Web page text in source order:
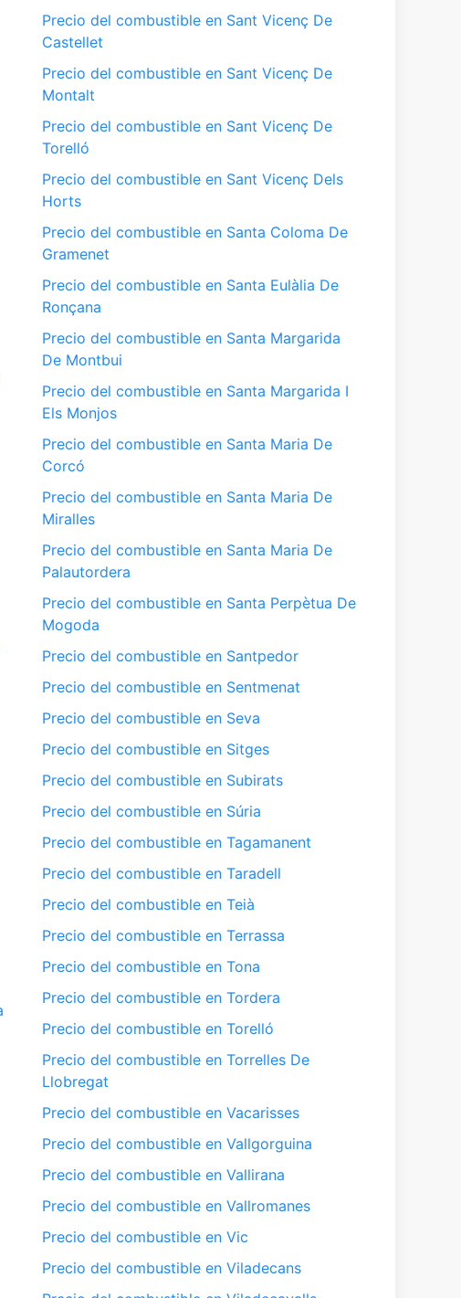
Precio del combustible en Sant Vicenç De
Castellet
Precio del combustible en Sant Vicenç De
Montalt
Precio del combustible en Sant Vicenç De
Torelló
Precio del combustible en Sant Vicenç Dels
Horts
Precio del combustible en Santa Coloma De
Gramenet
Precio del combustible en Santa Eulàlia De
Ronçana
Precio del combustible en Santa Margarida
De Montbui
Precio del combustible en Santa Margarida I
Els Monjos
Precio del combustible en Santa Maria De
Corcó
Precio del combustible en Santa Maria De
Miralles
Precio del combustible en Santa Maria De
Palautordera
Precio del combustible en Santa Perpètua De
Mogoda
Precio del combustible en Santpedor
Precio del combustible en Sentmenat
Precio del combustible en Seva
Precio del combustible en Sitges
Precio del combustible en Subirats
Precio del combustible en Súria
Precio del combustible en Tagamanent
Precio del combustible en Taradell
Precio del combustible en Teià
Precio del combustible en Terrassa
Precio del combustible en Tona
Precio del combustible en Tordera
Precio del combustible en Torelló
Precio del combustible en Torrelles De
Llobregat
Precio del combustible en Vacarisses
Precio del combustible en Vallgorguina
Precio del combustible en Vallirana
Precio del combustible en Vallromanes
Precio del combustible en Vic
Precio del combustible en Viladecans